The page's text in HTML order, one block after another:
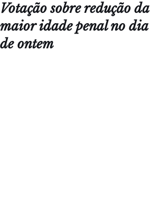
Votação sobre redução da
maior idade penal no dia
de ontem